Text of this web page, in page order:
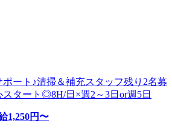
ート♪清掃＆補充スタッフ残り2名募
タート◎8H/日×週2～3日or週5日
1,250円〜